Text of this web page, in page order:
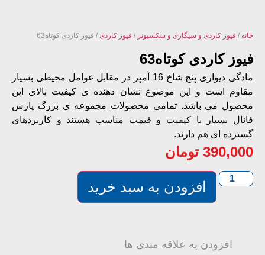
خانه / فیوز کاردی و سیگاری و سکسیونر / فیوز کاردی / فیوز کاردی کوتاه63
فیوز کاردی کوتاه63
مادگی دیواری پنج شاخ 16 آمپر در مقابل عوامل محیطی بسیار
مقاوم است و این موضوع نشان دهنده ی کیفیت بالای این
محصول می باشد. تمامی محصولات مجموعه ی بزرگ پارس
فانال بسیار با کیفیت و قیمت مناسب هستند و کاربردهای
گسترده ای هم دارند.
390,000 تومان
افزودن به سبد خرید
افزودن به علاقه مندی ها